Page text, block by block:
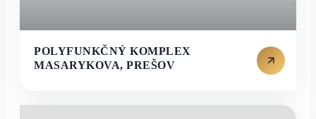
POLYFUNKČNÝ KOMPLEX
MASARYKOVA, PREŠOV